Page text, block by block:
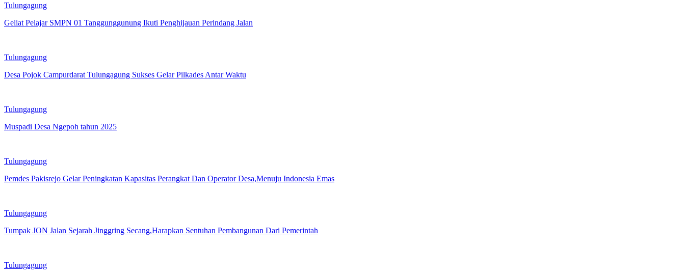
Tulungagung
Geliat Pelajar SMPN 01 Tanggunggunung Ikuti Penghijauan Perindang Jalan
Tulungagung
Desa Pojok Campurdarat Tulungagung Sukses Gelar Pilkades Antar Waktu
Tulungagung
Muspadi Desa Ngepoh tahun 2025
Tulungagung
Pemdes Pakisrejo Gelar Peningkatan Kapasitas Perangkat Dan Operator Desa,Menuju Indonesia Emas
Tulungagung
Tumpak JON Jalan Sejarah Jinggring Secang,Harapkan Sentuhan Pembangunan Dari Pemerintah
Tulungagung